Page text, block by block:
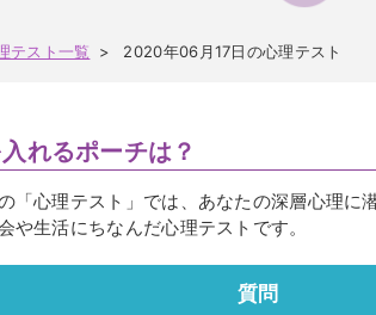
テスト一覧 2020年06月17日の心理テスト
れるポーチは？
「心理テスト」では、あなたの深層心理に
や生活にちなんだ心理テストです。
質問